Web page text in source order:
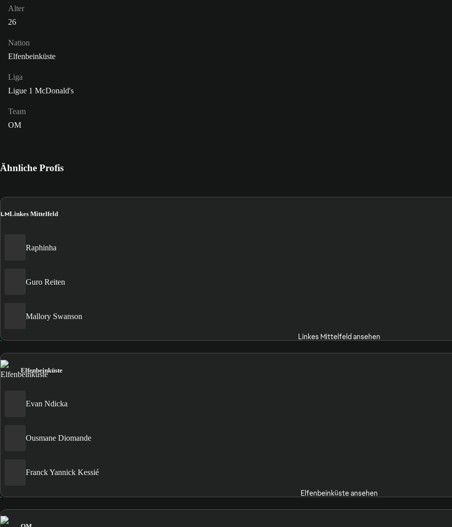
Alter
26
Nation
Elfenbeinküste
Liga
Ligue 1 McDonald's
Team
OM
Ähnliche Profis
LMLinkes Mittelfeld
Raphinha
Guro Reiten
Mallory Swanson
Linkes Mittelfeld ansehen
Elfenbeinküste
Evan Ndicka
Ousmane Diomande
Franck Yannick Kessié
Elfenbeinküste ansehen